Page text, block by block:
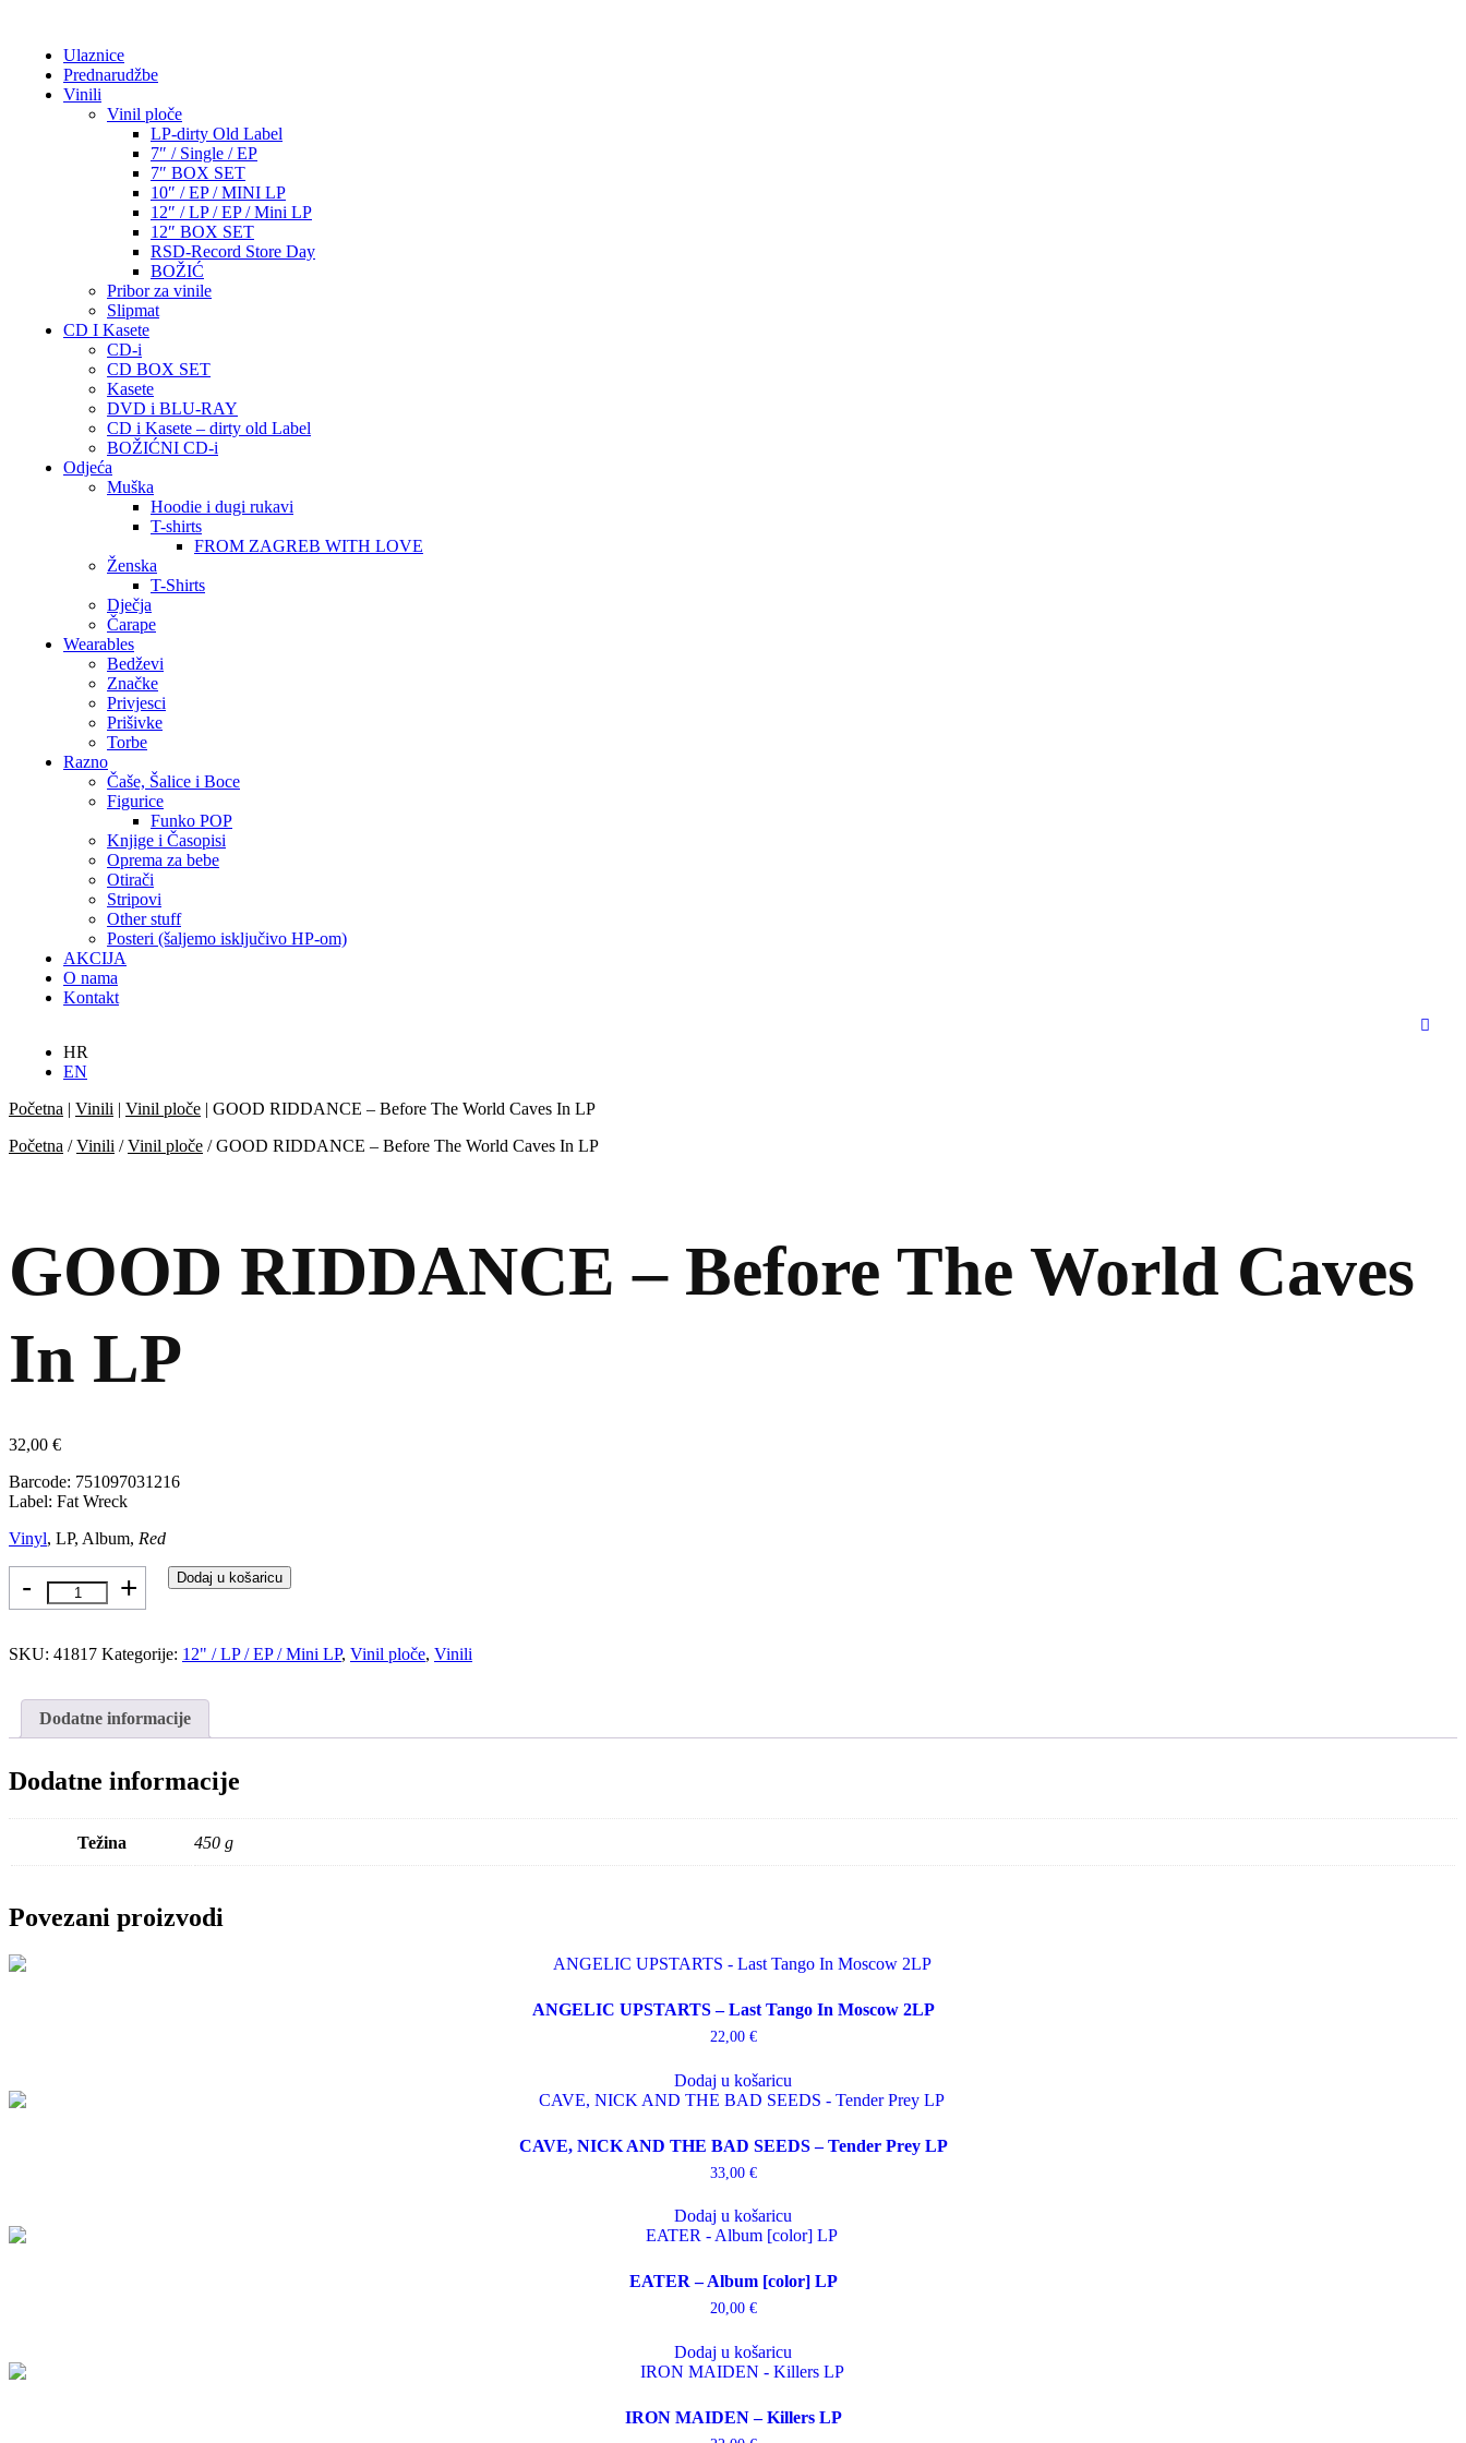
Ulaznice
Prednarudžbe
Vinili
Vinil ploče
LP-dirty Old Label
7″ / Single / EP
7″ BOX SET
10″ / EP / MINI LP
12″ / LP / EP / Mini LP
12″ BOX SET
RSD-Record Store Day
BOŽIĆ
Pribor za vinile
Slipmat
CD I Kasete
CD-i
CD BOX SET
Kasete
DVD i BLU-RAY
CD i Kasete – dirty old Label
BOŽIĆNI CD-i
Odjeća
Muška
Hoodie i dugi rukavi
T-shirts
FROM ZAGREB WITH LOVE
Ženska
T-Shirts
Dječja
Čarape
Wearables
Bedževi
Značke
Privjesci
Prišivke
Torbe
Razno
Čaše, Šalice i Boce
Figurice
Funko POP
Knjige i Časopisi
Oprema za bebe
Otirači
Stripovi
Other stuff
Posteri (šaljemo isključivo HP-om)
AKCIJA
O nama
Kontakt
HR
EN
Početna | Vinili | Vinil ploče | GOOD RIDDANCE – Before The World Caves In LP
Početna /Vinili /Vinil ploče / GOOD RIDDANCE – Before The World Caves In LP
GOOD RIDDANCE – Before The World Caves
In LP
32,00 €
Barcode: 751097031216
Label: Fat Wreck
Vinyl, LP, Album, Red
Dodaj u košaricu
SKU: 41817 Kategorije: 12" / LP / EP / Mini LP, Vinil ploče, Vinili
Dodatne informacije
Dodatne informacije
Težina 450 g
Povezani proizvodi
ANGELIC UPSTARTS – Last Tango In Moscow 2LP
22,00 €
Dodaj u košaricu
CAVE, NICK AND THE BAD SEEDS – Tender Prey LP
33,00 €
Dodaj u košaricu
EATER – Album [color] LP
20,00 €
Dodaj u košaricu
IRON MAIDEN – Killers LP